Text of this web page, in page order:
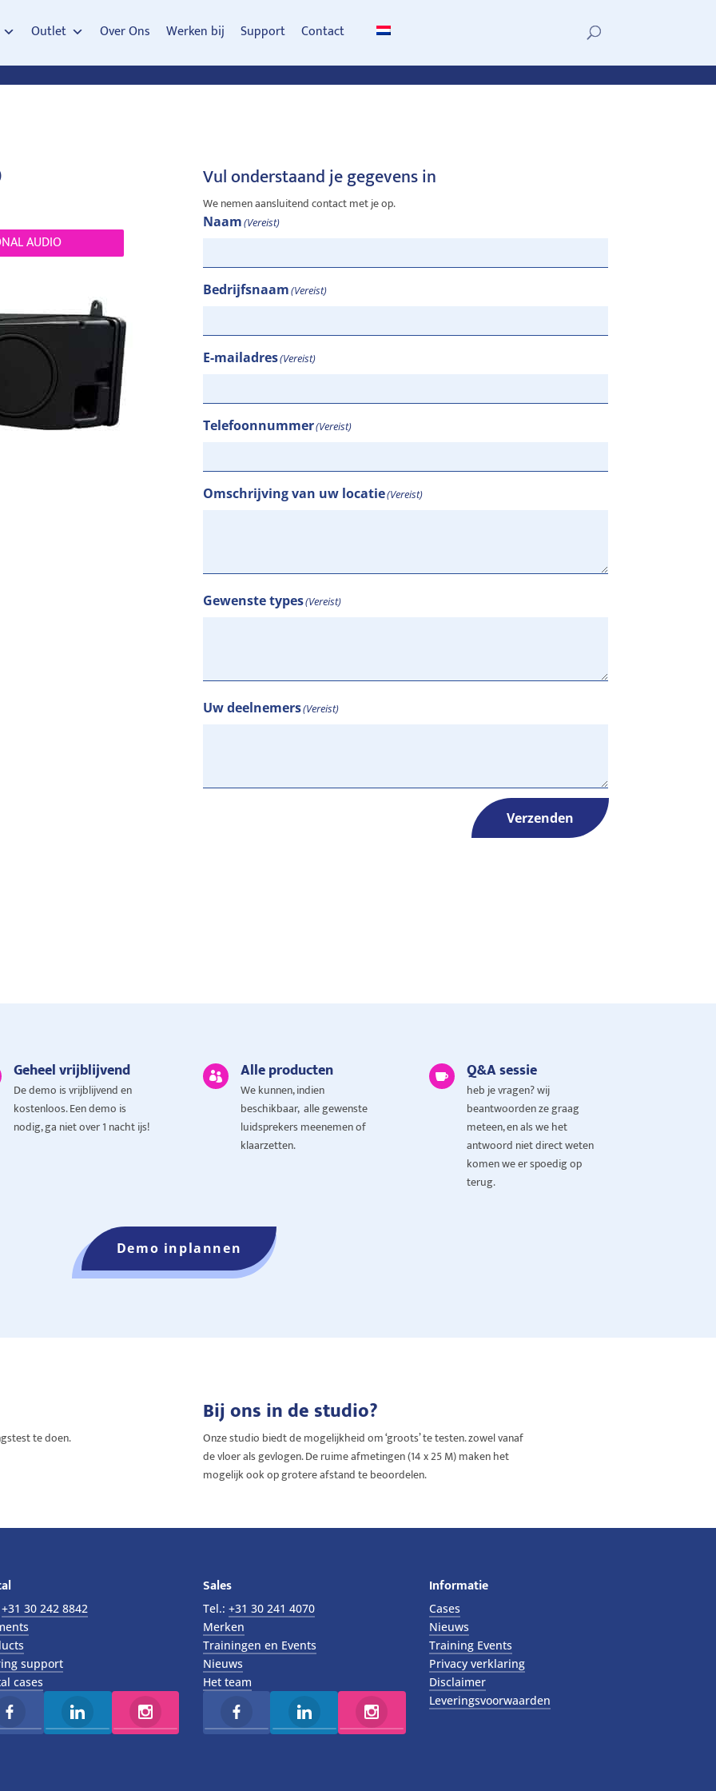
Outlet Over Ons Werken bij Support Contact
AUDIO
Vul onderstaand je gegevens in
We nemen aansluitend contact met je op.
Naam(Vereist)
Bedrijfsnaam(Vereist)
E-mailadres(Vereist)
Telefoonnummer(Vereist)
Omschrijving van uw locatie(Vereist)
Gewenste types(Vereist)
Uw deelnemers(Vereist)
Verzenden
Geheel vrijblijvend
De demo is vrijblijvend en
kostenloos. Een demo is
nodig, ga niet over 1 nacht ijs!
 Alle producten
We kunnen, indien
beschikbaar, alle gewenste
luidsprekers meenemen of
klaarzetten.
 Q&A sessie
heb je vragen? wij
beantwoorden ze graag
meteen, en als we het
antwoord niet direct weten
komen we er spoedig op
terug.
Demo inplannen
te doen.
Bij ons in de studio?
Onze studio biedt de mogelijkheid om ‘groots’ te testen. zowel vanaf
de vloer als gevlogen. De ruime afmetingen (14 x 25 M) maken het
mogelijk ook op grotere afstand te beoordelen.
+31 30 242 8842
support
cases
Sales
Tel.: +31 30 241 4070
Merken
Trainingen en Events
Nieuws
Het team
Informatie
Cases
Nieuws
Training Events
Privacy verklaring
Disclaimer
Leveringsvoorwaarden